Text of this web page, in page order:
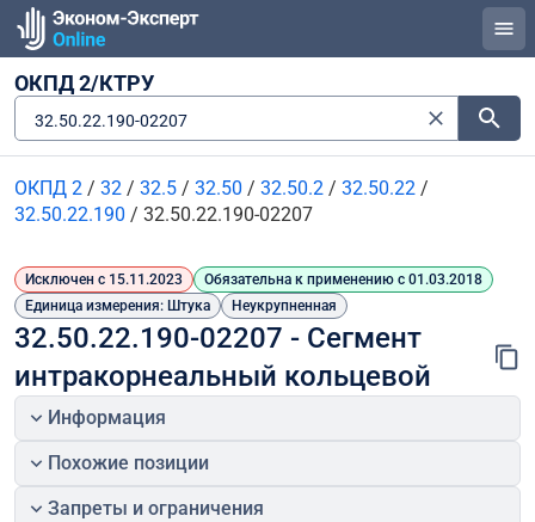
ОКПД 2/КТРУ
32.50.22.190-02207
ОКПД 2 / 32 / 32.5 / 32.50 / 32.50.2 / 32.50.22 /
32.50.22.190 / 32.50.22.190-02207
Исключен с 15.11.2023
Обязательна к применению с 01.03.2018
Единица измерения: Штука
Неукрупненная
32.50.22.190-02207 - Сегмент
интракорнеальный кольцевой
Информация
Похожие позиции
Запреты и ограничения